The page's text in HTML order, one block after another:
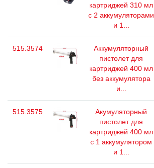
картриджей 310 мл
с 2 аккумуляторами
и 1...
515.3574
Аккумуляторный
пистолет для
картриджей 400 мл
без аккумулятора
и...
515.3575
Акумуляторный
пистолет для
картриджей 400 мл
с 1 аккумулятором
и 1...